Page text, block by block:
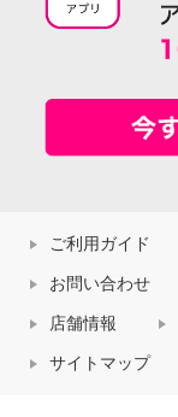
ご利用ガイド
お問い合わせ
店舗情報
サイトマップ